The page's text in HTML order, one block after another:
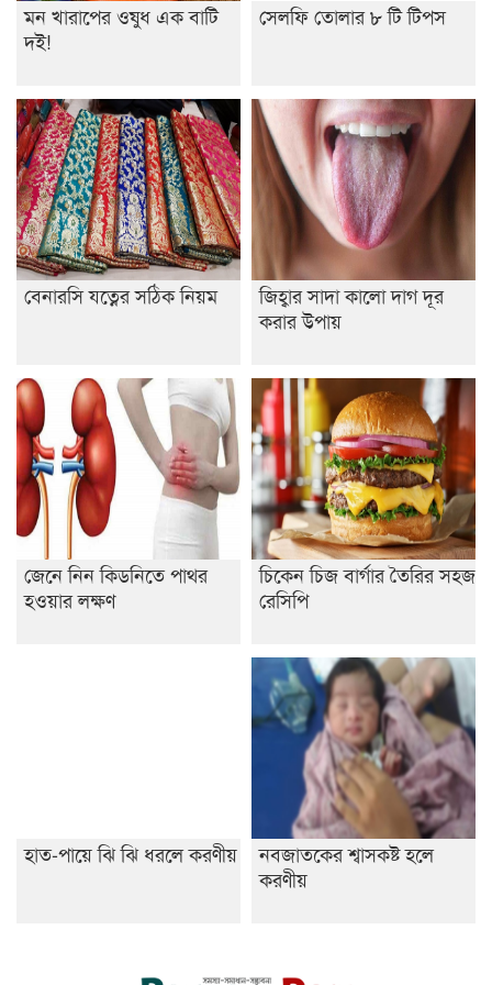
ইসলামের ইতিহাস ও সংস্কৃতি বিভাগের লাইট হাউজ ক্লাবের
নেতৃত্ব ইসতিয়াক-মাহফুজ
ডাকসুতে শিবিরের নিরঙ্কুশ জয়
রাজশাহীতে ট্রাকচাপায় ভ্যানচালক নিহত
শেষ সময়ে ভোট কারচুরি অভিযোগ আবিদের
মন খারাপের ওষুধ এক বাটি
দই!
সেলফি তোলার ৮ টি টিপস
বেনারসি যত্নের সঠিক নিয়ম
জিহ্বার সাদা কালো দাগ দূর
করার উপায়
জেনে নিন কিডনিতে পাথর
হওয়ার লক্ষণ
চিকেন চিজ বার্গার তৈরির সহজ
রেসিপি
হাত-পায়ে ঝি ঝি ধরলে করণীয়
নবজাতকের শ্বাসকষ্ট হলে
করণীয়